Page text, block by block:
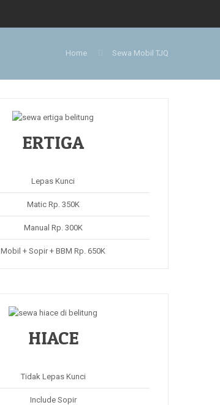
Home Sewa Mobil TJQ
ERTIGA
Lepas Kunci
Matic Rp. 350K
Manual Rp. 300K
Mobil + Sopir + BBM Rp. 650K
HIACE
Tidak Lepas Kunci
Include Sopir